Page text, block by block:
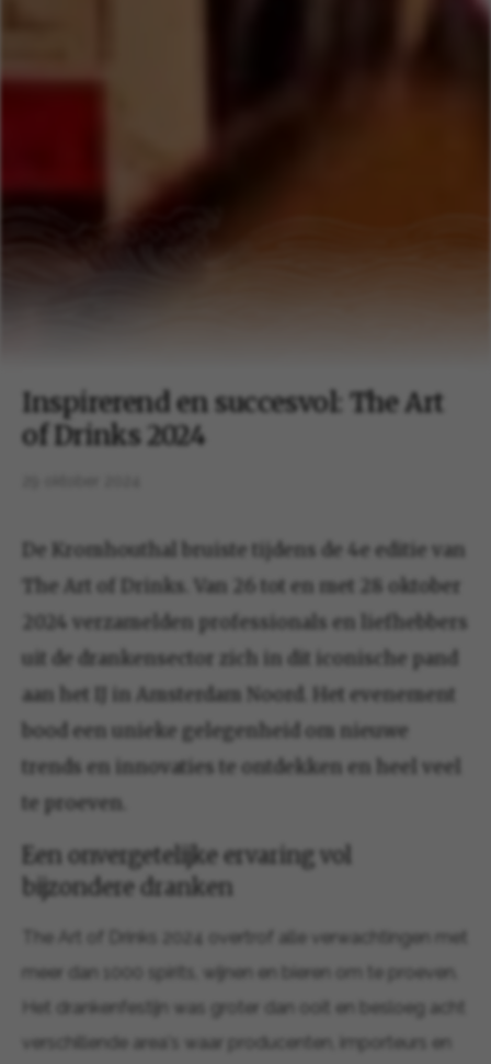
Inspirerend en succesvol: The Art
of Drinks 2024
De Kromhouthal bruiste tijdens de 4e editie van
The Art of Drinks. Van 26 tot en met 28 oktober
2024 verzamelden professionals en liefhebbers
uit de drankensector zich in dit iconische pand
aan het IJ in Amsterdam Noord. Het evenement
bood een unieke gelegenheid om nieuwe
trends en innovaties te ontdekken en heel veel
te proeven.
Een onvergetelijke ervaring vol
bijzondere dranken
The Art of Drinks 2024 overtrof alle verwachtingen met
meer dan 1000 spirits, wijnen en bieren om te proeven.
Het drankenfestijn was groter dan ooit en besloeg acht
verschillende area's waar producenten, importeurs en